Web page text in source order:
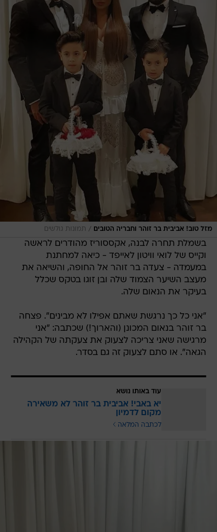
מזל טוב! אביבית בר זוהר וחבריה הטובים / תמונות גולשים
בשמלת תחרה לבנה, אקססוריז מהודרים לראשה
וקייס של לואי וויטון לאייפד - כיאה למחתנת
במעמדה - צעדה בר זוהר אל החופה, והשיאה את
מעצב השיער הצמוד שלה ובן זוגו בטקס שכלל
בעיקר את הנאום שלה.
"אני כל כך נרגשת שאתם אפילו לא מבינים". פצחה
בר זוהר בנאום המכונן (והארוך!) שכתבה: "אני
מרגישה שאני צריכה לצעוק את צעקתה של הקהילה
הגאה". או סתם לצעוק זה גם בסדר.
עוד באותו נושא
יא באבי! אביבית בר זוהר לא משאירה
מקום לדמיון
לכתבה המלאה